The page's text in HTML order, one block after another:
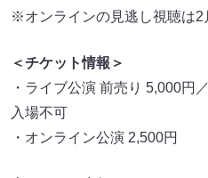
※オンラインの見逃し視聴は2
＜チケット情報＞
・ライブ公演 前売り 5,000円
入場不可
・オンライン公演 2,500円